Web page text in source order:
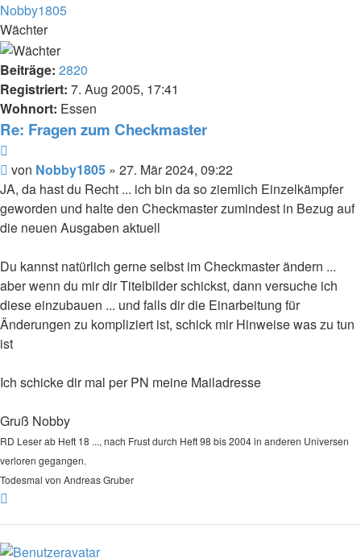
Nobby1805
Wächter
Beiträge: 2820
Registriert: 7. Aug 2005, 17:41
Wohnort: Essen
Re: Fragen zum Checkmaster
Beitrag
von Nobby1805 » 27. Mär 2024, 09:22
JA, da hast du Recht ... ich bin da so ziemlich Einzelkämpfer
geworden und halte den Checkmaster zumindest in Bezug auf
die neuen Ausgaben aktuell
Du kannst natürlich gerne selbst im Checkmaster ändern ...
aber wenn du mir dir Titelbilder schickst, dann versuche ich
diese einzubauen ... und falls dir die Einarbeitung für
Änderungen zu kompliziert ist, schick mir Hinweise was zu tun
ist
Ich schicke dir mal per PN meine Mailadresse
Gruß Nobby
RD Leser ab Heft 18 ..., nach Frust durch Heft 98 bis 2004 in anderen Universen
verloren gegangen.
Todesmal von Andreas Gruber